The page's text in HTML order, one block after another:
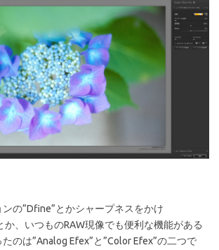
の”Dfine”とかシャープネスをかけ
か、いつものRAW現像でも便利な機能がある
のは”Analog Efex”と”Color Efex”の二つで